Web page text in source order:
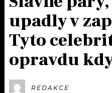
ČLÁNKY
AKTUÁLNĚ
HUDBA
ROZHOVORY
PODCASTY
JAK NALADIT
RÁDIO
upadly v
Tyto
opravdu
REDAKCE